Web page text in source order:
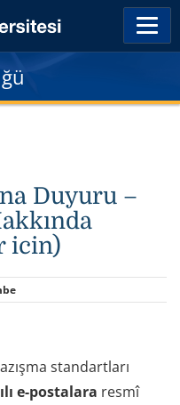
Duyuru –
icin)
standartları
e-postalara resmî